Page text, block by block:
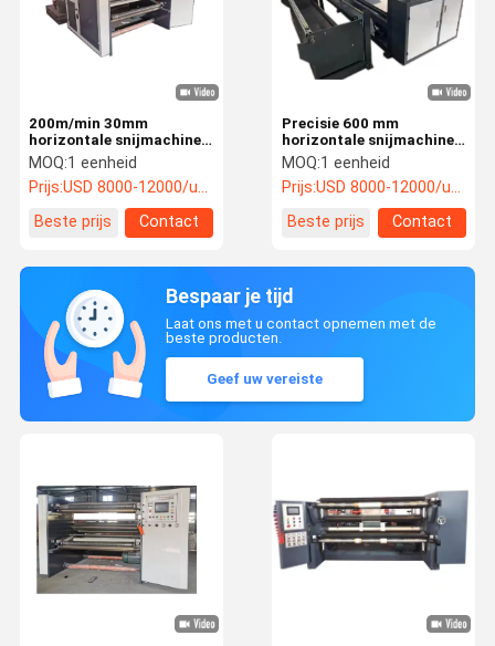
200m/min 30mm
horizontale snijmachine
longitudinale snijmachine
kraft papier slitter
rewinder machine
MOQ:1 eenheid
Prijs:USD 8000-12000/unit
Beste prijs
Contact
Precisie 600 mm
horizontale snijmachine
voor snijden en
terugdraaien
MOQ:1 eenheid
Prijs:USD 8000-12000/unit
Beste prijs
Contact
Bespaar je tijd
Laat ons met u contact opnemen met de
beste producten.
Geef uw vereiste